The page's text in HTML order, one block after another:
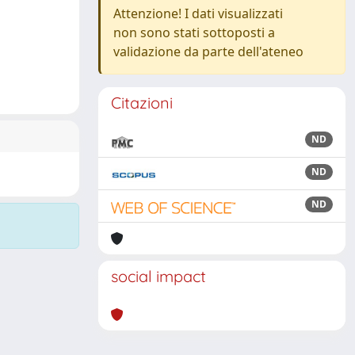
Attenzione! I dati visualizzati
non sono stati sottoposti a
validazione da parte dell'ateneo
Citazioni
ND
ND
ND
social impact